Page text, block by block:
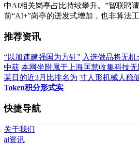
中AI相关岗亭占比持续攀升。”智联聘
前“AI+”岗亭的迸发式增加，也非算法工
推荐资讯
“以加速建强国为方针” 入选做品将无
中获 本网坐附属于上海匡慧收集科技无
某日的近3月比排名为 寸人形机械人稳
Token积分形式实
快捷导航
关于我们
ai资讯